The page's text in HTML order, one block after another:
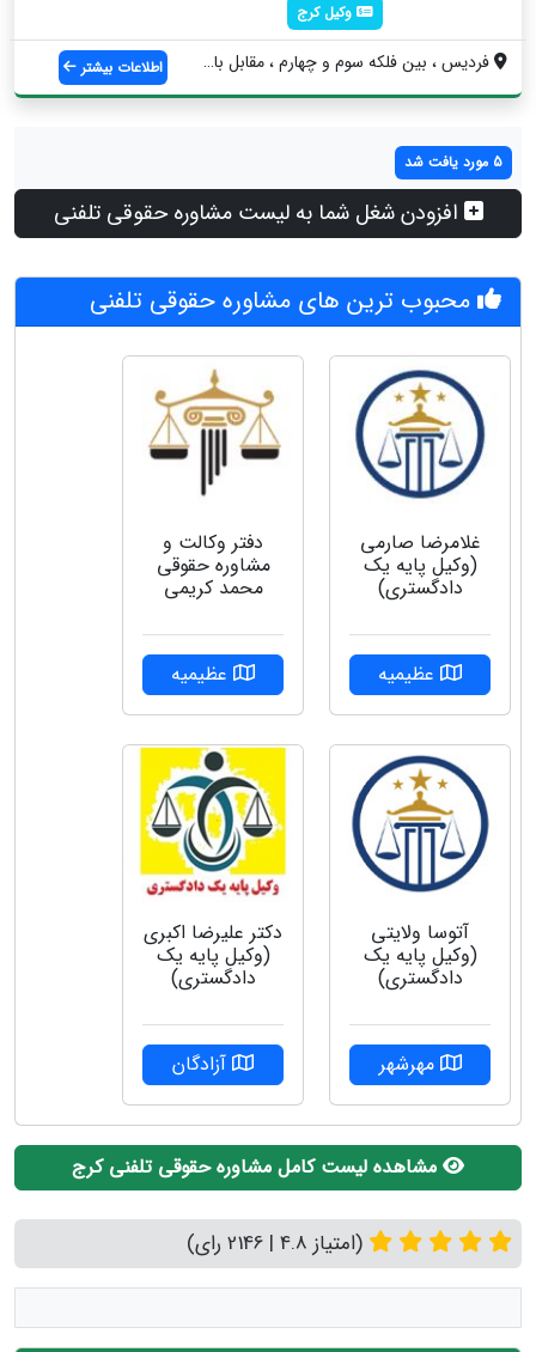
وکیل کرج
فردیس ، بین فلکه سوم و چهارم ، مقابل بان... اطلاعات بیشتر
5 مورد یافت شد
افزودن شغل شما به لیست مشاوره حقوقی تلفنی
محبوب ترین های مشاوره حقوقی تلفنی
غلامرضا صارمی
(وکیل پایه یک
دادگستری)
عظیمیه
دفتر وکالت و
مشاوره حقوقی
محمد کریمی
عظیمیه
آتوسا ولایتی
(وکیل پایه یک
دادگستری)
مهرشهر
دکتر علیرضا اکبری
(وکیل پایه یک
دادگستری)
آزادگان
مشاهده لیست کامل مشاوره حقوقی تلفنی کرج
(امتیاز 4.8 | 2146 رای)